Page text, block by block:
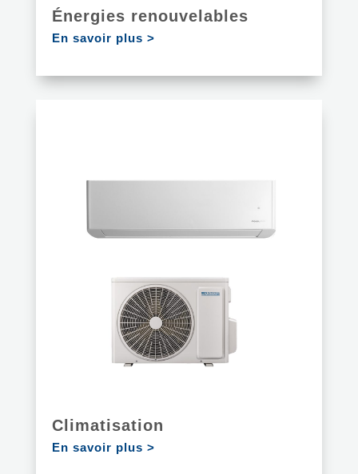
Énergies renouvelables
En savoir plus >
Climatisation
En savoir plus >